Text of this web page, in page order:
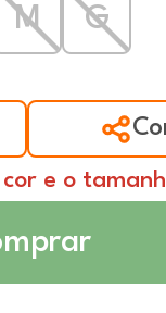
M G
e o